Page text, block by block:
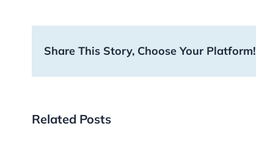
Share This Story, Choose Your Platform!
Related Posts